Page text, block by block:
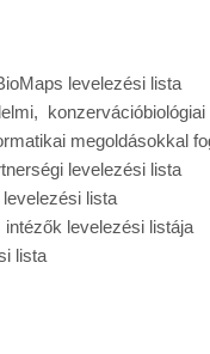
levelezési lista
megoldásokkal
levelezési lista
lista
levelezési listája
lista